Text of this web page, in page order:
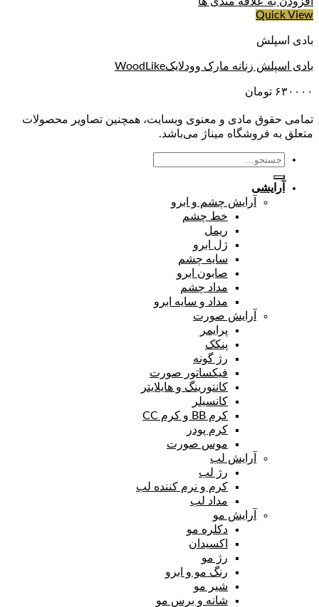
Quick View
بادی اسپلش
بادی اسپلش زنانه مارک وودلایکWoodLike
۶۳۰۰۰۰ تومان
تمامی حقوق مادی و معنوی وبسایت، همچنین تصاویر محصولات
متعلق به فروشگاه میناژ می‌باشد.
جستجو
برای:
آرایشی
آرایش چشم و ابرو
خط چشم
ریمل
ژل ابرو
سایه چشم
صابون ابرو
مداد چشم
مداد و سایه ابرو
آرایش صورت
پرایمر
پنکک
رژ گونه
فیکساتور صورت
کانتورینگ و هایلایتر
کانسیلر
کرم BB و کرم CC
کرم پودر
موس صورت
آرایش لب
رژ لب
کرم و نرم کننده لب
مداد لب
آرایش مو
دکلره مو
اکسیدان
رژ مو
رنگ مو و ابرو
شیر مو
شانه و برس مو